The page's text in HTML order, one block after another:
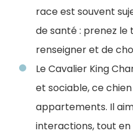
race est souvent
de santé : prenez le
renseigner et de
Le Cavalier King
et sociable, ce
appartements. Il
interactions, tout